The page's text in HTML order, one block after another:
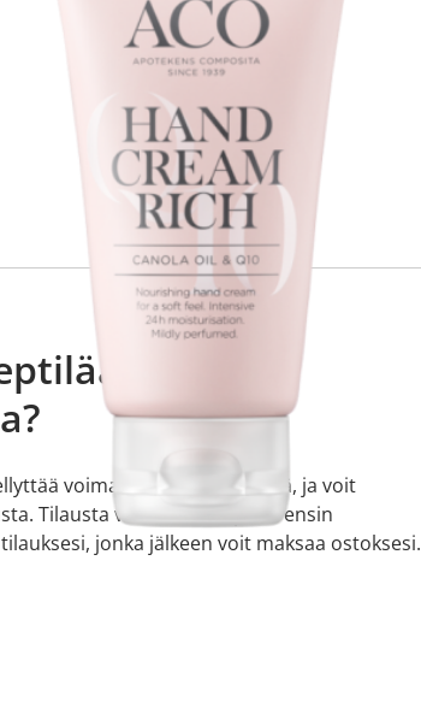
voimassa olevaa reseptiä, ja voit
Tilausta varten sinun pitää ensin
jonka jälkeen voit maksaa ostoksesi.